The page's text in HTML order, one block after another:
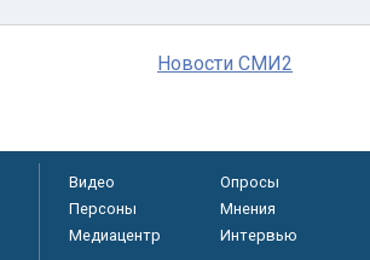
Новости СМИ2
Видео Опросы
Персоны
Мнения
Медиацентр
Интервью